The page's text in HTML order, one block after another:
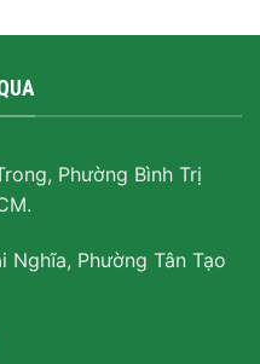
Phường Bình Trị
Nghĩa, Phường Tân Tạo